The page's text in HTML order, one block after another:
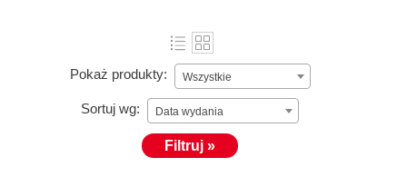
Pokaż produkty: Wszystkie
Sortuj wg: Data wydania
Filtruj »